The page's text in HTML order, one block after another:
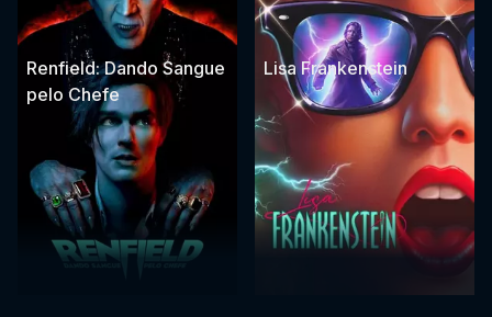
Renfield: Dando Sangue
pelo Chefe
Lisa Frankenstein